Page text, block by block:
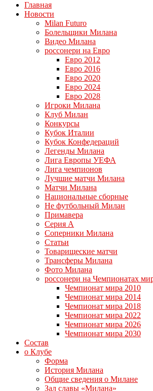
Главная
Новости
Milan Futuro
Болельщики Милана
Видео Милана
россонери на Евро
Евро 2012
Евро 2016
Евро 2020
Евро 2024
Евро 2028
Игроки Милана
Клуб Милан
Конкурсы
Кубок Италии
Кубок Конфедераций
Легенды Милана
Лига Европы УЕФА
Лига чемпионов
Лучшие матчи Милана
Матчи Милана
Национальные сборные
Не футбольный Милан
Примавера
Серия А
Соперники Милана
Статьи
Товарищеские матчи
Трансферы Милана
Фото Милана
россонери на Чемпионатах
Чемпионат мира 2010
Чемпионат мира 2014
Чемпионат мира 2018
Чемпионат мира 2022
Чемпионат мира 2026
Чемпионат мира 2030
Состав
о Клубе
Форма
История Милана
Общие сведения о Милане
Зал славы «Милана»